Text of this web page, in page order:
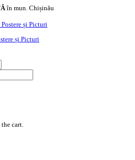
în mun. Chișinău
și Picturi
cart.